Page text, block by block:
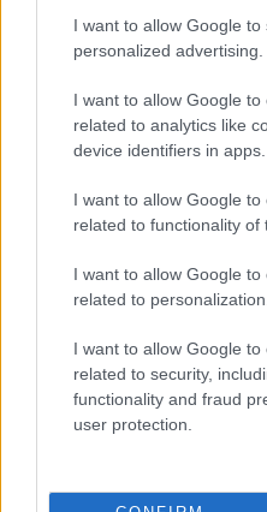
I want to allow Google to
personalized advertising.
I want to allow Google to
related to analytics like
device identifiers in apps.
I want to allow Google to
related to functionality of
I want to allow Google to
related to personalization.
I want to allow Google to
related to security,
functionality and fraud
user protection.
Οι αλλαγές στο σώμα που